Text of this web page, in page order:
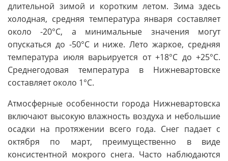
длительной зимой и коротким летом. Зима здесь
холодная, средняя температура января составляет
около -20°C, а минимальные значения могут
опускаться до -50°C и ниже. Лето жаркое, средняя
температура июля варьируется от +18°C до +25°C.
Среднегодовая температура в Нижневартовске
составляет около 1°C.
Атмосферные особенности города Нижневартовска
включают высокую влажность воздуха и небольшие
осадки на протяжении всего года. Снег падает с
октября по март, преимущественно в виде
консистентной мокрого снега. Часто наблюдаются